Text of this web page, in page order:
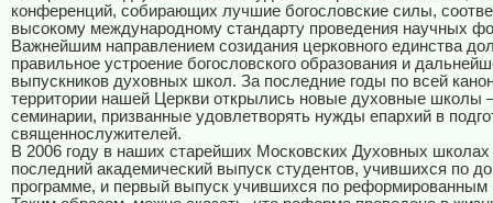
конференций, собирающих лучшие богословские силы,
высокому международному стандарту проведения научных
Важнейшим направлением созидания церковного единства
правильное устроение богословского образования и
выпускников духовных школ. За последние годы по всей
территории нашей Церкви открылись новые духовные
семинарии, призванные удовлетворять нужды епархий в
священнослужителей.
В 2006 году в наших старейших Московских Духовных школах
последний академический выпуск студентов, учившихся по
программе, и первый выпуск учившихся по реформированным